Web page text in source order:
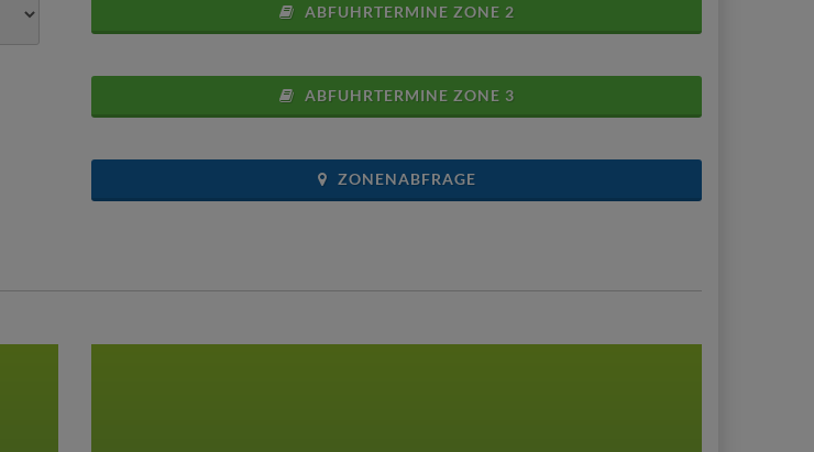
ABFUHRTERMINE ZONE 2
ABFUHRTERMINE ZONE 3
ZONENABFRAGE